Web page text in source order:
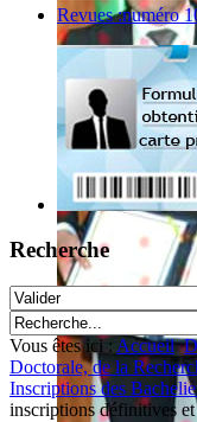
Revues :numéro
Recherche
Vous êtes ici : Accueil
Doctorale, de la
Inscriptions des
inscriptions définitives